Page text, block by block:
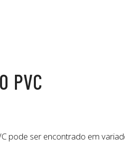
PVC
pode ser encontrado em